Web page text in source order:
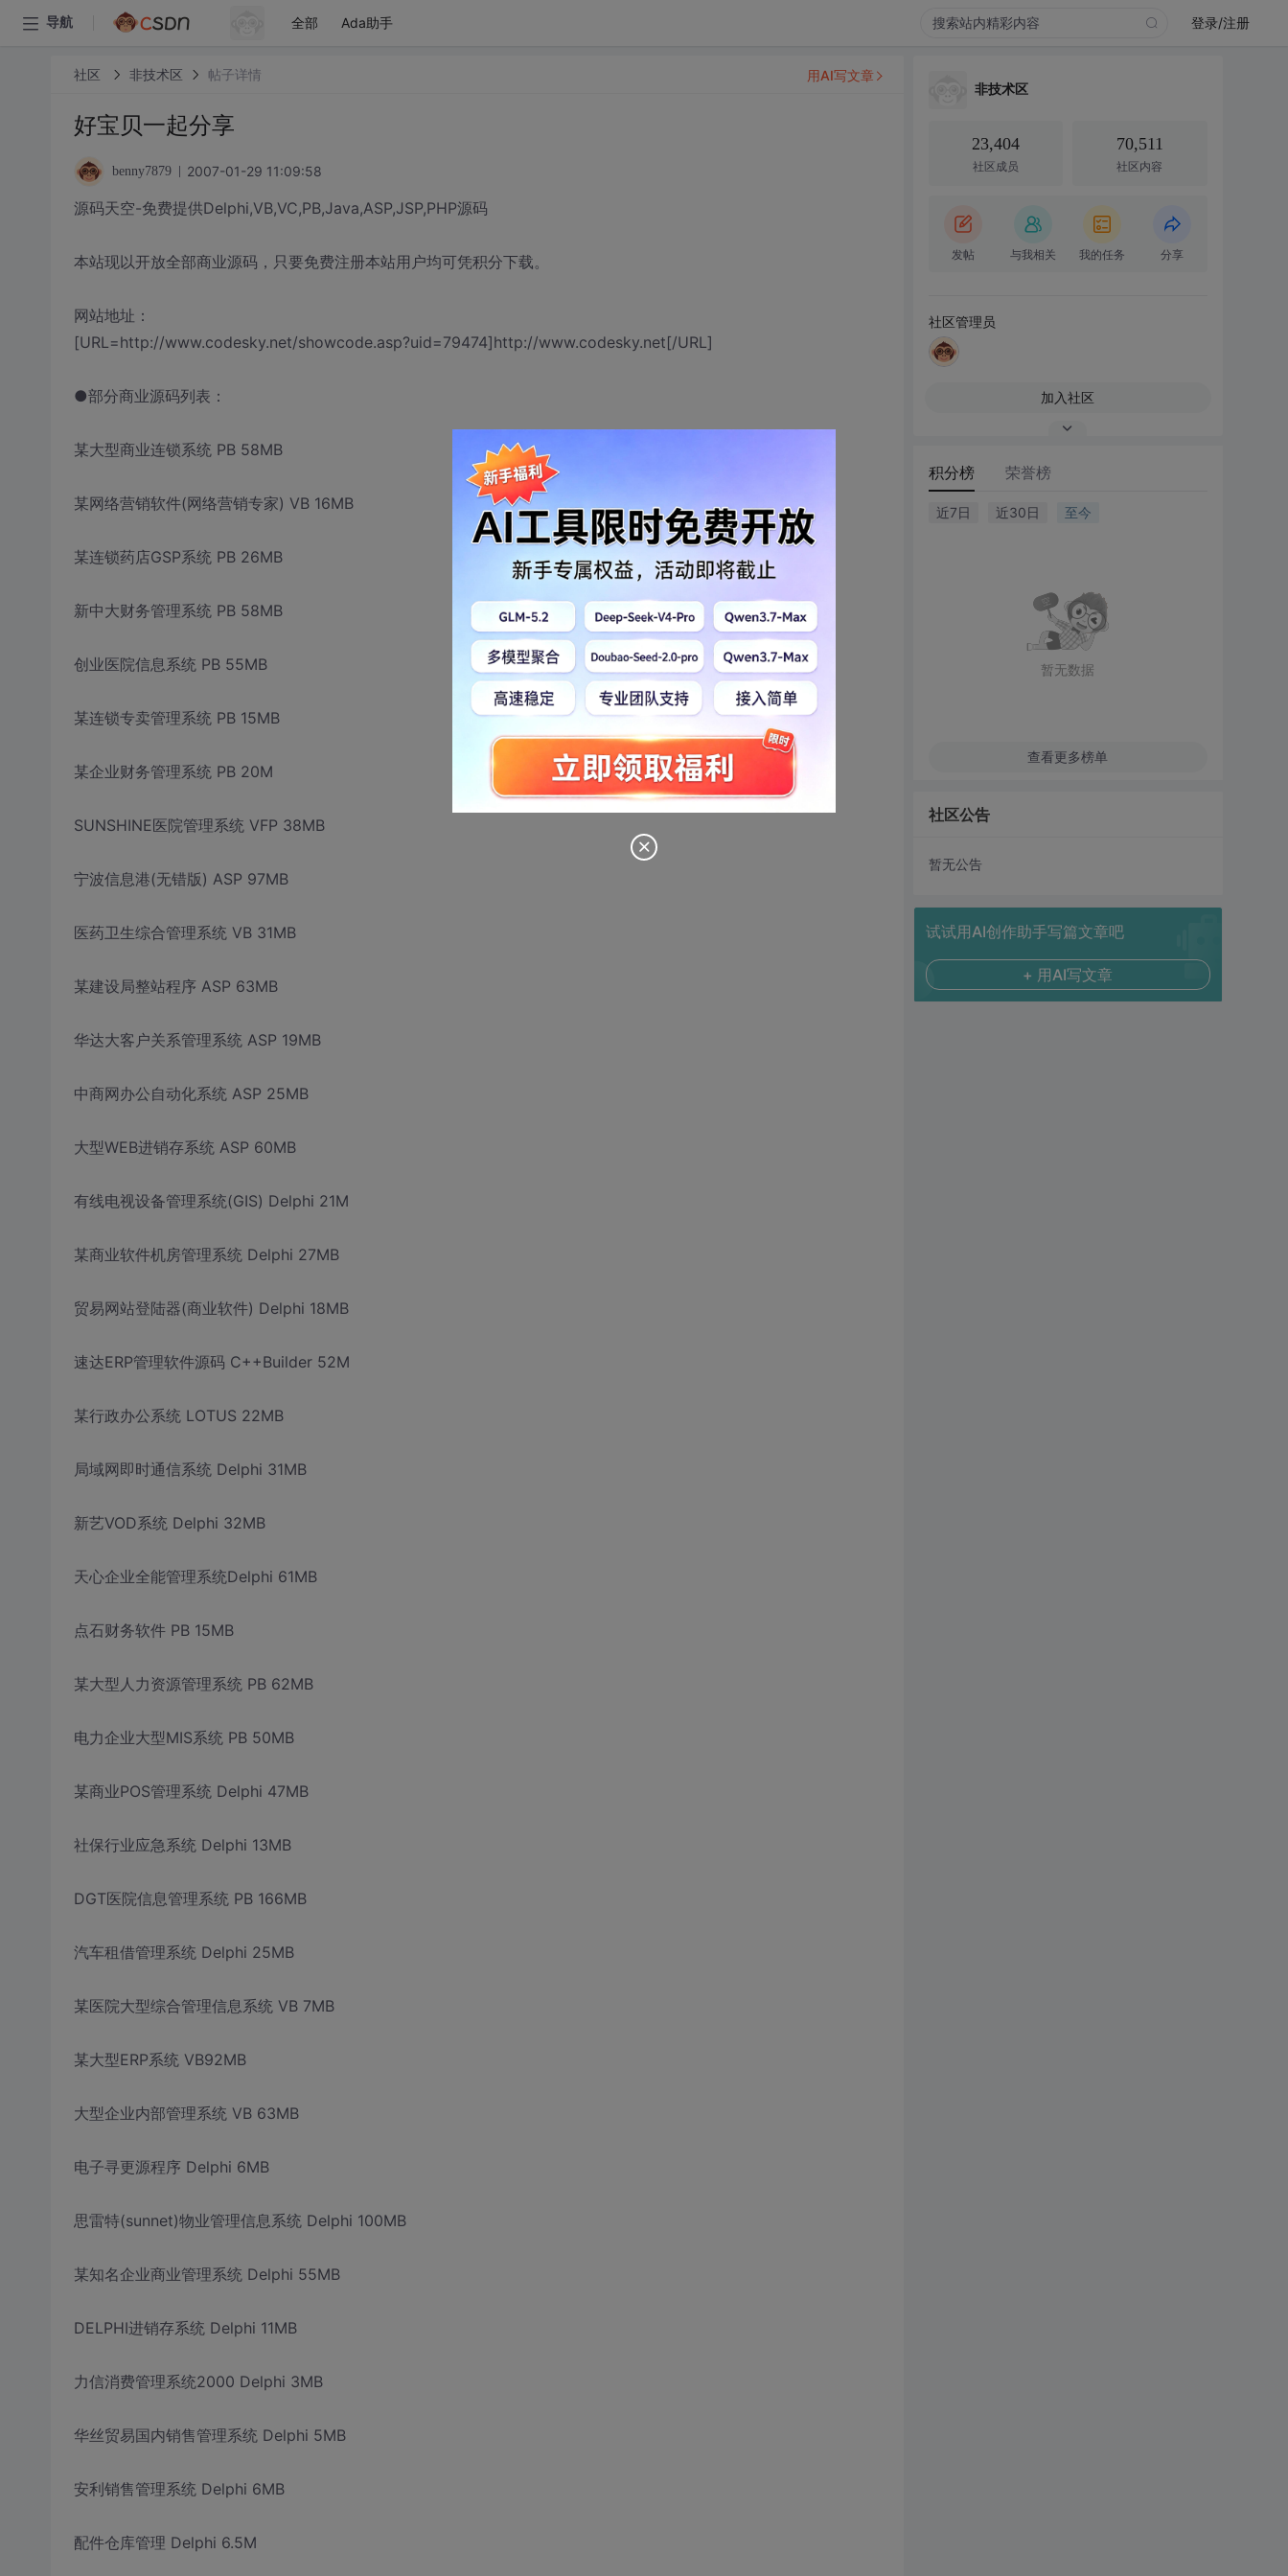
导航 全部 Ada助手 登录/注册
社区 非技术区 帖子详情
好宝贝一起分享
benny7879 2007-01-29 11:09:58
源码天空-免费提供Delphi,VB,VC,PB,Java,ASP,JSP,PHP源码
本站现以开放全部商业源码，只要免费注册本站用户均可凭积分下载。
网站地址：
[URL=http://www.codesky.net/showcode.asp?uid=79474]http://www.codesky.net[/URL]
●部分商业源码列表：
某大型商业连锁系统 PB 58MB
某网络营销软件(网络营销专家) VB 16MB
某连锁药店GSP系统 PB 26MB
新中大财务管理系统 PB 58MB
创业医院信息系统 PB 55MB
某连锁专卖管理系统 PB 15MB
某企业财务管理系统 PB 20M
SUNSHINE医院管理系统 VFP 38MB
宁波信息港(无错版) ASP 97MB
医药卫生综合管理系统 VB 31MB
某建设局整站程序 ASP 63MB
华达大客户关系管理系统 ASP 19MB
中商网办公自动化系统 ASP 25MB
大型WEB进销存系统 ASP 60MB
有线电视设备管理系统(GIS) Delphi 21M
某商业软件机房管理系统 Delphi 27MB
贸易网站登陆器(商业软件) Delphi 18MB
速达ERP管理软件源码 C++Builder 52M
某行政办公系统 LOTUS 22MB
局域网即时通信系统 Delphi 31MB
新艺VOD系统 Delphi 32MB
天心企业全能管理系统Delphi 61MB
点石财务软件 PB 15MB
某大型人力资源管理系统 PB 62MB
电力企业大型MIS系统 PB 50MB
某商业POS管理系统 Delphi 47MB
社保行业应急系统 Delphi 13MB
DGT医院信息管理系统 PB 166MB
汽车租借管理系统 Delphi 25MB
某医院大型综合管理信息系统 VB 7MB
某大型ERP系统 VB92MB
大型企业内部管理系统 VB 63MB
电子寻更源程序 Delphi 6MB
思雷特(sunnet)物业管理信息系统 Delphi 100MB
某知名企业商业管理系统 Delphi 55MB
DELPHI进销存系统 Delphi 11MB
力信消费管理系统2000 Delphi 3MB
华丝贸易国内销售管理系统 Delphi 5MB
安利销售管理系统 Delphi 6MB
配件仓库管理 Delphi 6.5M
用AI写文章
非技术区
23,404
社区成员
70,511
社区内容
发帖 与我相关 我的任务 分享
社区管理员
加入社区
积分榜 荣誉榜
近7日 近30日 至今
暂无数据
查看更多榜单
社区公告
暂无公告
试试用AI创作助手写篇文章吧
+ 用AI写文章